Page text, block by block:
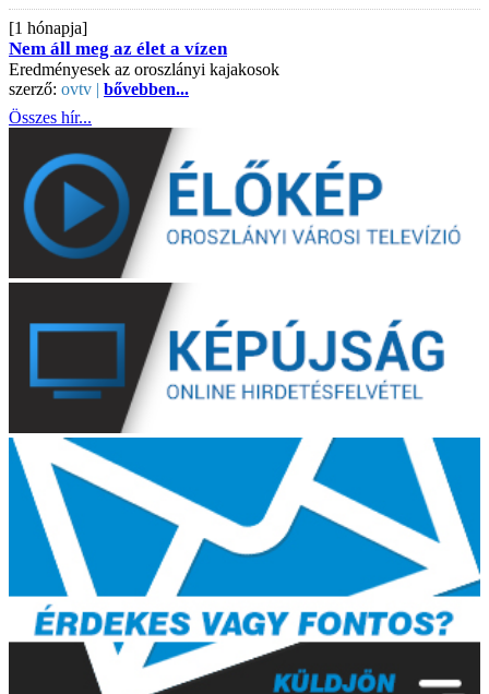
[1 hónapja]
Nem áll meg az élet a vízen
Eredményesek az oroszlányi kajakosok
szerző: ovtv | bővebben...
Összes hír...